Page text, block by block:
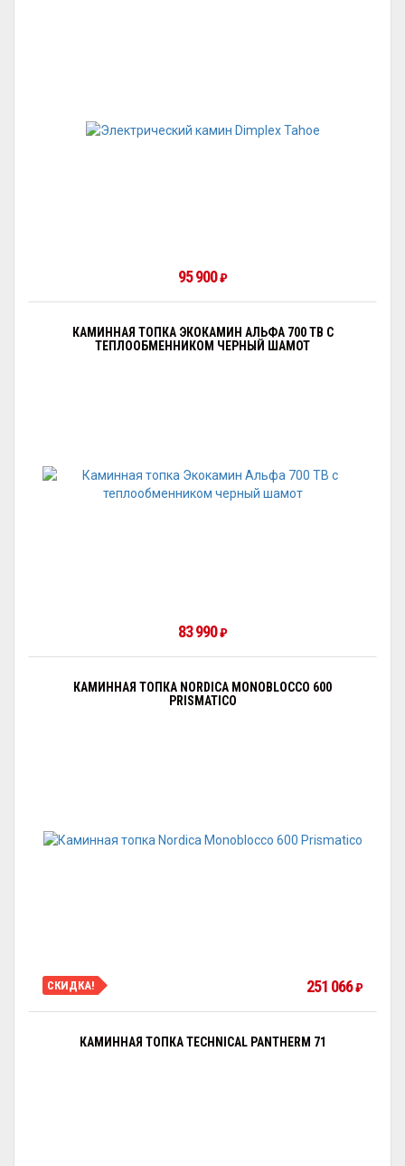
95 900₽
КАМИННАЯ ТОПКА ЭКОКАМИН АЛЬФА 700 TB С
ТЕПЛООБМЕННИКОМ ЧЕРНЫЙ ШАМОТ
83 990₽
КАМИННАЯ ТОПКА NORDICA MONOBLOCCO 600
PRISMATICO
СКИДКА! 251 066₽
КАМИННАЯ ТОПКА TECHNICAL PANTHERM 71